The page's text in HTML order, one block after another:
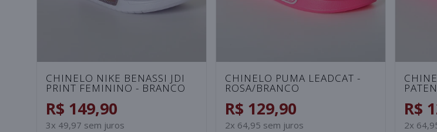
CHINELO NIKE BENASSI JDI
PRINT FEMININO - BRANCO
R$ 149,90
3x 49,97 sem juros
CHINELO PUMA LEADCAT -
ROSA/BRANCO
R$ 129,90
2x 64,95 sem juros
R$
2x